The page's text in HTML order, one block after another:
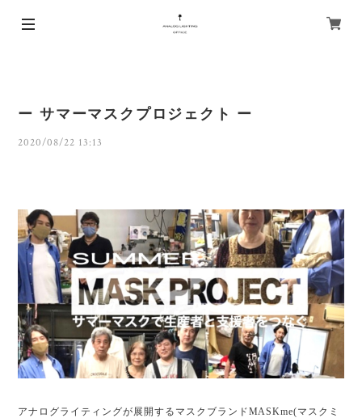
ー サマーマスクプロジェクト ー
2020/08/22 13:13
アナログライティングが展開するマスクブランドMASKme(マスクミ